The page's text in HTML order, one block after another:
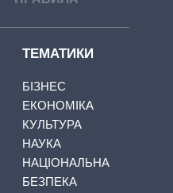
ТЕМАТИКИ
БІЗНЕС
ЕКОНОМІКА
КУЛЬТУРА
НАУКА
НАЦІОНАЛЬНА
БЕЗПЕКА